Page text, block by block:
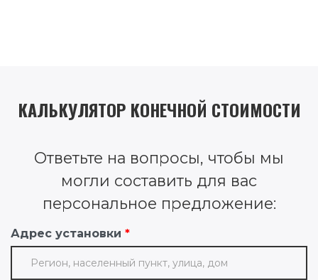
КАЛЬКУЛЯТОР КОНЕЧНОЙ СТОИМОСТИ
Ответьте на вопросы, чтобы мы
могли составить для вас
персональное предложение:
Адрес установки